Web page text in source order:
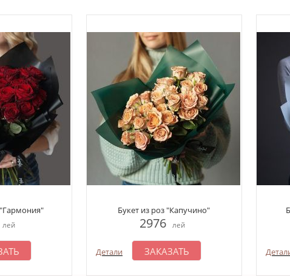
лей
Букет из роз "Капучино"
2976 лей
Детали ЗАКАЗАТЬ